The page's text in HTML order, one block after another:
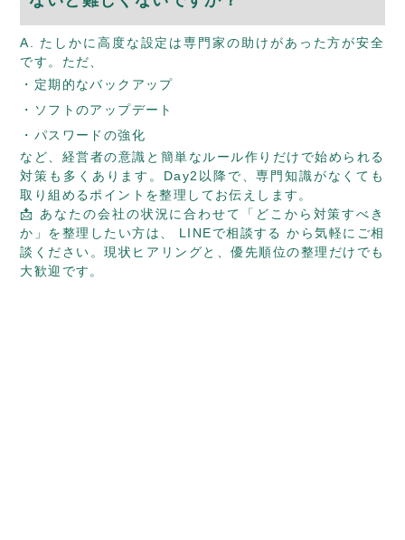
A. たしかに高度な設定は専門家の助けがあった方が安全
です。ただ、
定期的なバックアップ
ソフトのアップデート
パスワードの強化
など、経営者の意識と簡単なルール作りだけで始められる
対策も多くあります。Day2以降で、専門知識がなくても
取り組めるポイントを整理してお伝えします。
📩 あなたの会社の状況に合わせて「どこから対策すべき
か」を整理したい方は、 LINEで相談する から気軽にご相
談ください。現状ヒアリングと、優先順位の整理だけでも
大歓迎です。